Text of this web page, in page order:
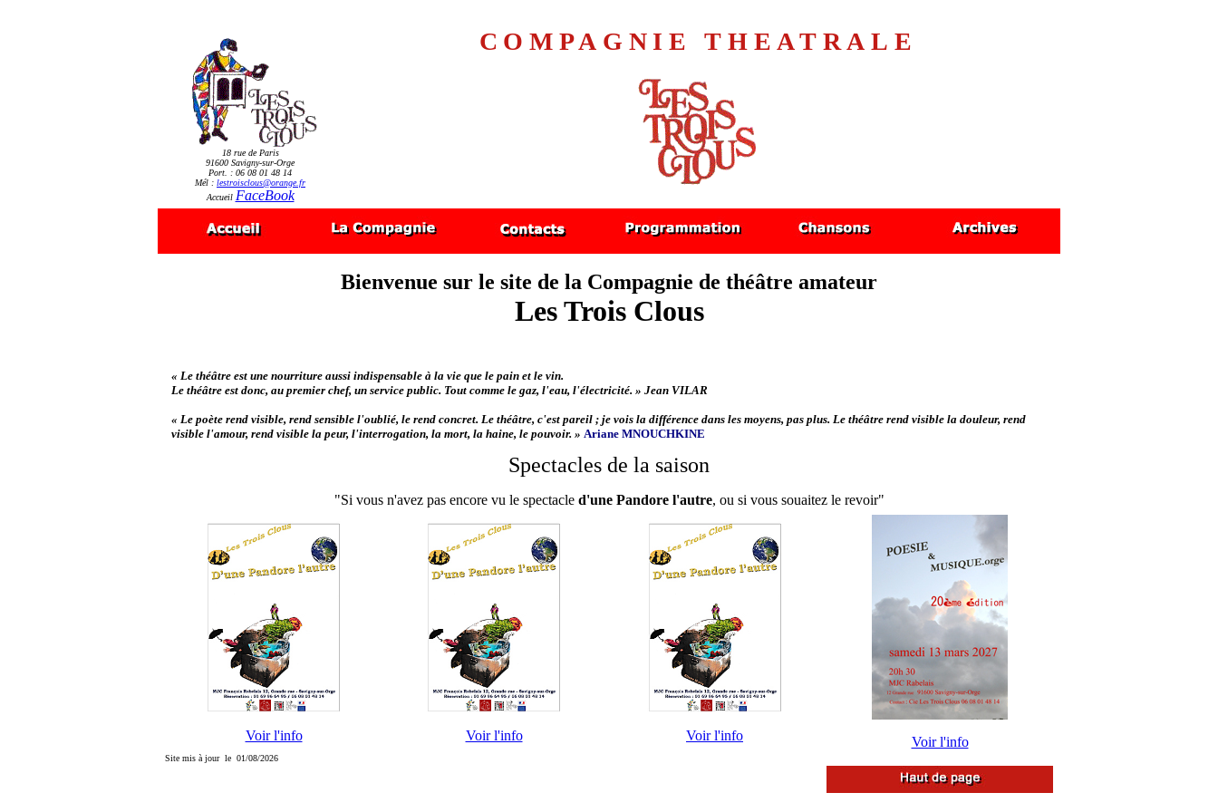
18 rue de Paris
91600 Savigny-sur-Orge
Port. : 06 08 01 48 14
Mél : lestroisclous@orange.fr
Accueil FaceBook
COMPAGNIE THEATRALE
Bienvenue sur le site de la Compagnie de théâtre amateur
Les Trois Clous
« Le théâtre est une nourriture aussi indispensable à la vie que le pain et le vin.
Le théâtre est donc, au premier chef, un service public. Tout comme le gaz, l'eau, l'électricité. » Jean VILAR
« Le poète rend visible, rend sensible l'oublié, le rend concret. Le théâtre, c'est pareil ; je vois la différence dans les moyens, pas plus. Le théâtre rend visible la douleur, rend
visible l'amour, rend visible la peur, l'interrogation, la mort, la haine, le pouvoir. » Ariane MNOUCHKINE
Spectacles de la saison
"Si vous n'avez pas encore vu le spectacle d'une Pandore l'autre, ou si vous souaitez le revoir"
Voir l'info Voir l'info Voir l'info Voir l'info
Site mis à jour le 01/08/2026